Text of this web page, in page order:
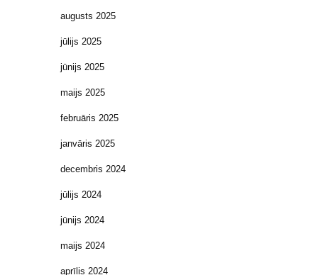
augusts 2025
jūlijs 2025
jūnijs 2025
maijs 2025
februāris 2025
janvāris 2025
decembris 2024
jūlijs 2024
jūnijs 2024
maijs 2024
aprīlis 2024